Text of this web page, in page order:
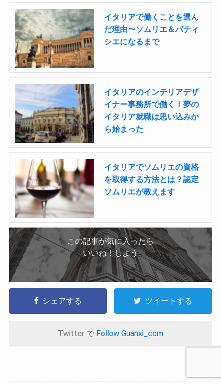
イタリアで働くことを選ん
だ理由〜ソムリエ＆パティ
シエになるまで
イタリアのインテリアデザ
イナー事務所で働く！夢の
イタリア就職は思い込みか
ら始まった
イタリアでソムリエの資格
を取得する方法とは？認定
ソムリエが教えます
この記事が気に入ったら
いいね！しよう
シェアする ツイートする
Twitter で Follow Guanxi_com